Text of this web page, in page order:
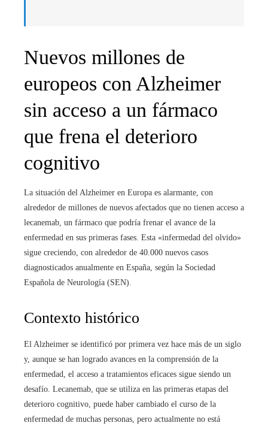
Nuevos millones de
europeos con Alzheimer
sin acceso a un fármaco
que frena el deterioro
cognitivo
La situación del Alzheimer en Europa es alarmante, con
alrededor de millones de nuevos afectados que no tienen acceso a
lecanemab, un fármaco que podría frenar el avance de la
enfermedad en sus primeras fases. Esta «infermedad del olvido»
sigue creciendo, con alrededor de 40.000 nuevos casos
diagnosticados anualmente en España, según la Sociedad
Española de Neurología (SEN).
Contexto histórico
El Alzheimer se identificó por primera vez hace más de un siglo
y, aunque se han logrado avances en la comprensión de la
enfermedad, el acceso a tratamientos eficaces sigue siendo un
desafío. Lecanemab, que se utiliza en las primeras etapas del
deterioro cognitivo, puede haber cambiado el curso de la
enfermedad de muchas personas, pero actualmente no está